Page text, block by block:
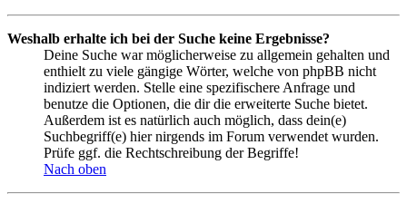
Weshalb erhalte ich bei der Suche keine Ergebnisse?
Deine Suche war möglicherweise zu allgemein gehalten und
enthielt zu viele gängige Wörter, welche von phpBB nicht
indiziert werden. Stelle eine spezifischere Anfrage und
benutze die Optionen, die dir die erweiterte Suche bietet.
Außerdem ist es natürlich auch möglich, dass dein(e)
Suchbegriff(e) hier nirgends im Forum verwendet wurden.
Prüfe ggf. die Rechtschreibung der Begriffe!
Nach oben